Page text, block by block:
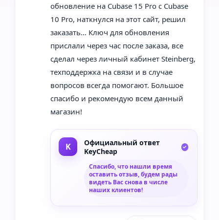
обновление на Cubase 15 Pro с Cubase
10 Pro, наткнулся на этот сайт, решил
заказать... Ключ для обновления
прислали через час после заказа, все
сделал через личный кабинет Steinberg,
техподдержка на связи и в случае
вопросов всегда помогают. Большое
спасибо и рекомендую всем данный
магазин!
Официальный ответ
KeyCheap
Спасибо, что нашли время
оставить отзыв, будем рады
видеть Вас снова в числе
наших клиентов!